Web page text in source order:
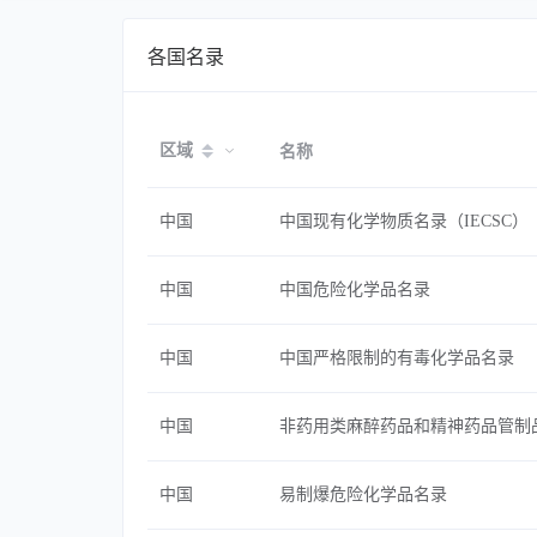
各国名录
区域 名称
中国 中国现有化学物质名录（IECSC）
中国 中国危险化学品名录
中国 中国严格限制的有毒化学品名录
中国 非药用类麻醉药品和精神药品管制
中国 易制爆危险化学品名录